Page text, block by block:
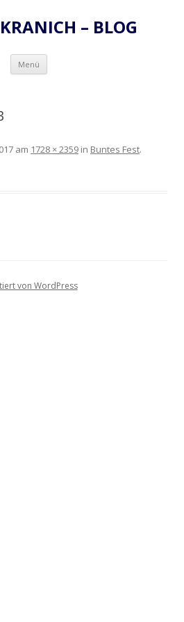
– BLOG
Menü Zum
springen
am 1728 × 2359 in Buntes Fest.
von WordPress